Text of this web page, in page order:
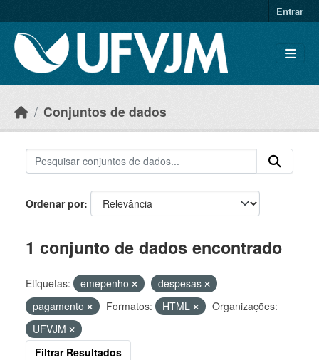
Entrar
Conjuntos de dados
Ordenar por
1 conjunto de dados encontrado
Etiquetas: emepenho
despesas
pagamento
Formatos: HTML
Organizações:
UFVJM
Filtrar Resultados